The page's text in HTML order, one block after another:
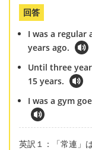
回答
I was a
years ago.
Until three
15 years.
I was a gym
英訳１：「常連」